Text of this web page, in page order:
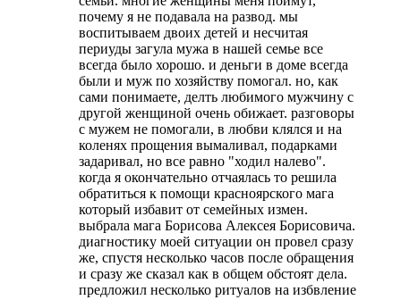
почему я не подавала на развод. мы
воспитываем двоих детей и несчитая
периуды загула мужа в нашей семье все
всегда было хорошо. и деньги в доме всегда
были и муж по хозяйству помогал. но, как
сами понимаете, делть любимого мужчину с
другой женщиной очень обижает. разговоры
с мужем не помогали, в любви клялся и на
коленях прощения вымаливал, подарками
задаривал, но все равно "ходил налево".
когда я окончательно отчаялась то решила
обратиться к помощи красноярского мага
который избавит от семейных измен.
выбрала мага Борисова Алексея Борисовича.
диагностику моей ситуации он провел сразу
же, спустя несколько часов после обращения
и сразу же сказал как в общем обстоят дела.
предложил несколько ритуалов на избвление